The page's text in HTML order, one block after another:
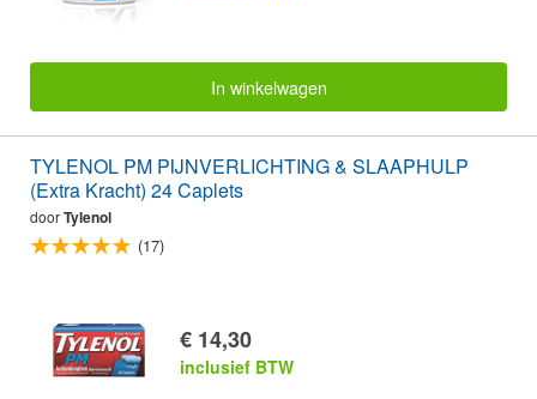
In winkelwagen
TYLENOL PM PIJNVERLICHTING & SLAAPHULP
(Extra Kracht) 24 Caplets
doorTylenol
(17)
€ 14,30
inclusief BTW